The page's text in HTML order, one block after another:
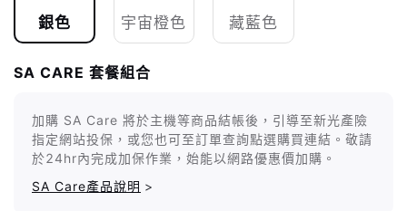
銀色 宇宙橙色 藏藍色
SA CARE 套餐組合
加購 SA Care 將於主機等商品結帳後，引導至新光產險
指定網站投保，或您也可至訂單查詢點選購買連結。敬請
於24hr內完成加保作業，始能以網路優惠價加購。
SA Care產品說明 >